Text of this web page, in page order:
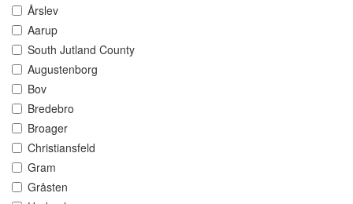
Årslev
Aarup
South Jutland County
Augustenborg
Bov
Bredebro
Broager
Christiansfeld
Gram
Gråsten